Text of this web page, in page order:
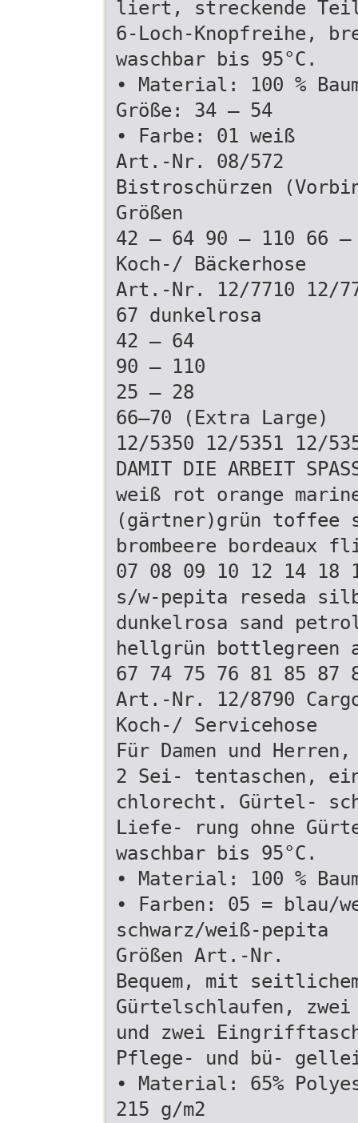
liert, streckende
6-Loch-Knopfreihe,
waschbar bis 95°C.
• Material: 100 %
Größe: 34 – 54
• Farbe: 01 weiß
Art.-Nr. 08/572
Bistroschürzen
Größen
42 – 64 90 – 110 66 –
Koch-/ Bäckerhose
Art.-Nr. 12/7710 12/
67 dunkelrosa
42 – 64
90 – 110
25 – 28
66–70 (Extra Large)
12/5350 12/5351 12/
DAMIT DIE ARBEIT
weiß rot orange
(gärtner)grün toffee
brombeere bordeaux
07 08 09 10 12 14 18
s/w-pepita reseda
dunkelrosa sand
hellgrün bottlegreen
67 74 75 76 81 85 87
Art.-Nr. 12/8790
Koch-/ Servicehose
Für Damen und
2 Sei- tentaschen,
chlorecht. Gürtel-
Liefe- rung ohne
waschbar bis 95°C.
• Material: 100 %
• Farben: 05 = blau/
schwarz/weiß-pepita
Größen Art.-Nr.
Bequem, mit
Gürtelschlaufen, zwei
und zwei
Pflege- und bü-
• Material: 65%
215 g/m2